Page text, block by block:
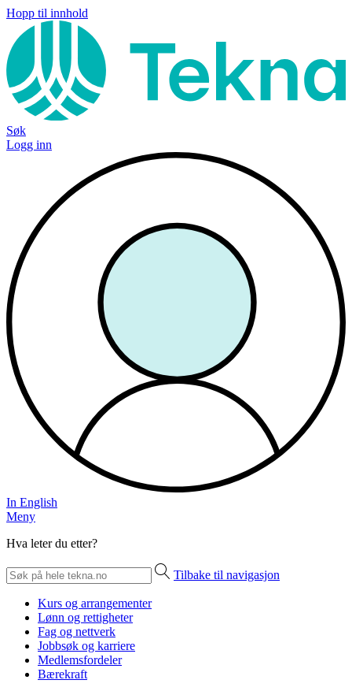
Hopp til innhold
Søk
Logg inn
In English
Meny
Hva leter du etter?
Tilbake til navigasjon
Kurs og arrangementer
Lønn og rettigheter
Fag og nettverk
Jobbsøk og karriere
Medlemsfordeler
Bærekraft